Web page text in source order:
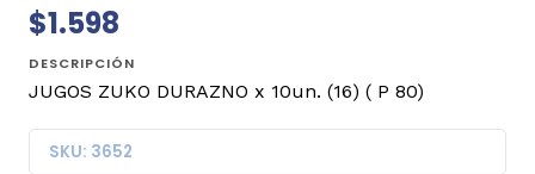
$1.598
DESCRIPCIÓN
JUGOS ZUKO DURAZNO x 10un. (16) ( P 80)
SKU: 3652